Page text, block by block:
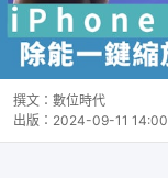
撰文： 數位時代
出版： 2024-09-11 14:00